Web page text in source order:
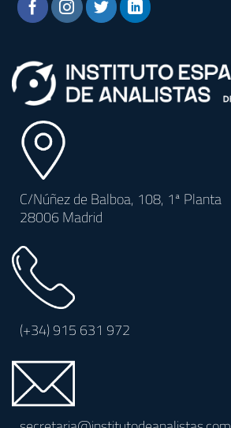
C/Núñez de Balboa, 108, 1ª Planta
28006 Madrid
(+34)915 631 972